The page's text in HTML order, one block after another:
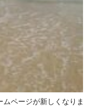
ページが新しくなりま